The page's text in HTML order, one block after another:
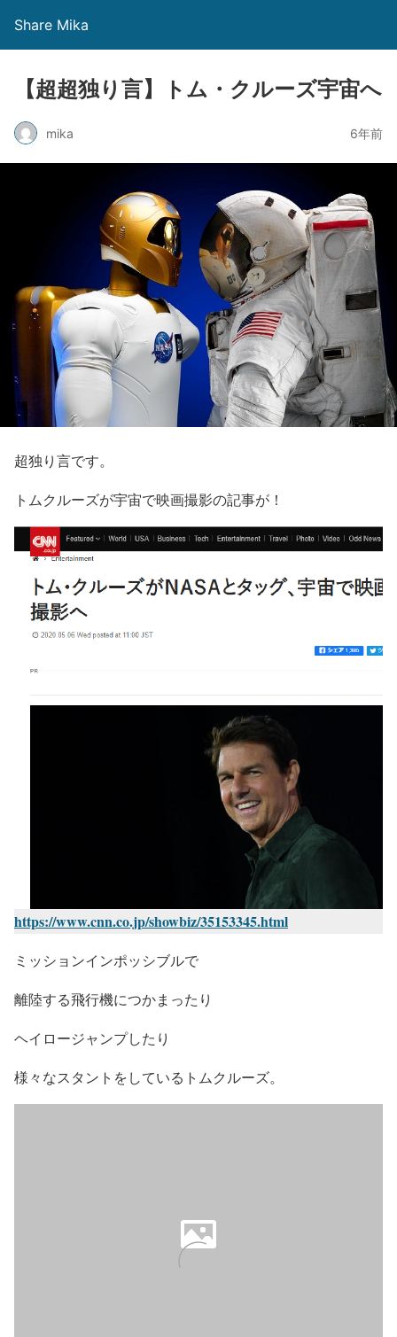
Share Mika
【超超独り言】トム・クルーズ宇宙へ
mika 6年前
超独り言です。
トムクルーズが宇宙で映画撮影の記事が！
https://www.cnn.co.jp/showbiz/35153345.html
ミッションインポッシブルで
離陸する飛行機につかまったり
ヘイロージャンプしたり
様々なスタントをしているトムクルーズ。